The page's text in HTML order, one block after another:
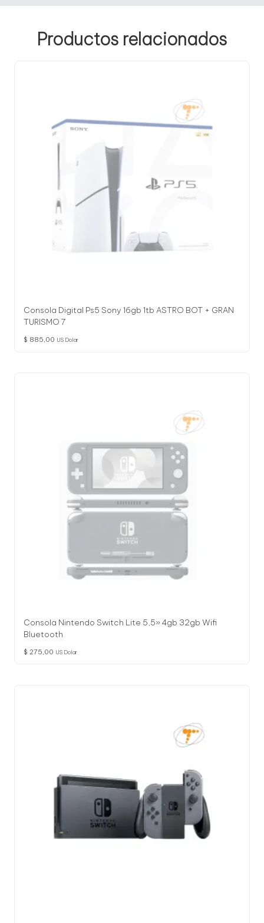
Productos relacionados
Consola Digital Ps5 Sony 16gb 1tb ASTRO BOT + GRAN
TURISMO 7
$ 885,00 US Dolar
Consola Nintendo Switch Lite 5,5» 4gb 32gb Wifi
Bluetooth
$ 275,00 US Dolar